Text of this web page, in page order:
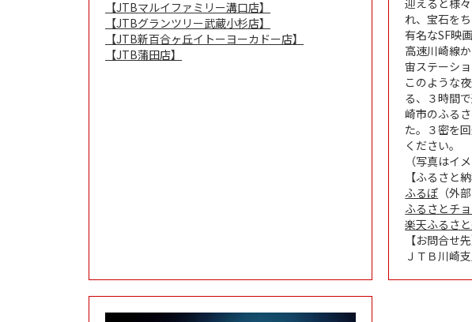
【JTBマルイファミリー溝口店】
【JTBグランツリー武蔵小杉店】
【JTB新百合ヶ丘イトーヨーカドー店】
【JTB蒲田店】
れ、宝石を
有名なSF映
高速川崎線
宙ステーシ
このような
る、３時間
崎市のふる
た。３密を
ください。
（写真はイ
【ふるさと
ふるぽ （外
ふるさとチ
楽天ふるさ
【お問合せ先
ＪＴＢ川崎